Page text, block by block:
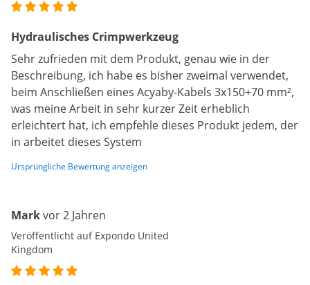
Hydraulisches Crimpwerkzeug
Sehr zufrieden mit dem Produkt, genau wie in der
Beschreibung, ich habe es bisher zweimal verwendet,
beim Anschließen eines Acyaby-Kabels 3x150+70 mm²,
was meine Arbeit in sehr kurzer Zeit erheblich
erleichtert hat, ich empfehle dieses Produkt jedem, der
in arbeitet dieses System
Ursprüngliche Bewertung anzeigen
Markvor 2 Jahren
Veröffentlicht auf Expondo United
Kingdom